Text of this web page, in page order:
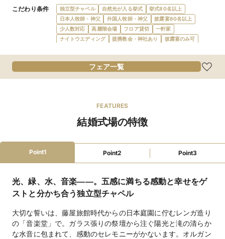
こだわり条件 独立型チャペル 自然光が入る挙式
挙式80名以上
日本人牧師・神父
外国人牧師・神父
披露宴80名以上
少人数対応
高層階会場 フロア貸切
一軒家
ナイトウエディング
提携教会・神社あり
披露宴のみ可
デザートビュッフェ
会費制パーティ
ガーデン・庭
プロジェクターあり
結納可
親族ゲスト衣装レンタル
親族着付あり
wifi対応
デザイナーズ 和装が充実
ローン利用可
最寄駅から送迎あり
ファミリーウェ
オムツ替えスペース ベビーベッド
キッズスペース
アレルギー対応
式)190,300円 / 神前式(提携先)60,000円 / 仏前式(善光
寺)170,000円
フェア一覧
FEATURES
結婚式場の特徴
Point1 Point2 Point3
光、緑、水、音楽――。五感に満ちる感動と幸せをゲ
ストと分かち合う独立型チャペル
大切な誓いは、藤屋旅館時代からの日本庭園に佇むレンガ造り
の「音楽堂」で。ガラス張りの祭壇から注ぐ陽光と滝の清らか
な水音に包まれて、感動のセレモニーがかないます。オルガン